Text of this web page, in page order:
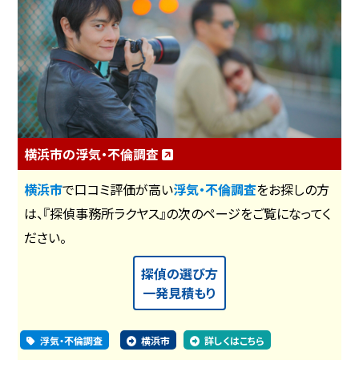
横浜市の浮気・不倫調査
横浜市で口コミ評価が高い浮気・不倫調査をお探しの方
は、『探偵事務所ラクヤス』の次のページをご覧になってく
ださい。
探偵の選び方
一発見積もり
浮気・不倫調査 横浜市 詳しくはこちら